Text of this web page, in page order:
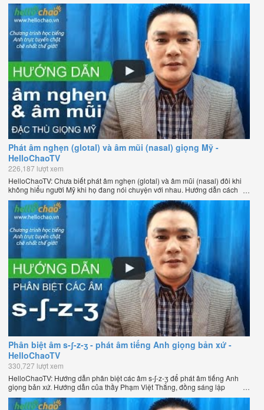
giới.
Phát âm nghẹn (glotal) và âm mũi (nasal) giọng Mỹ -
HelloChaoTV
226,187 lượt xem
HelloChaoTV: Chưa biết phát âm nghẹn (glotal) và âm mũi (nasal) đôi khi
không hiểu người Mỹ khi họ đang nói chuyện với nhau. Hướng dẫn cách
phát âm tiếng Anh giọng Mỹ theo phương pháp đọc tách ghép âm đặc biệt
của thầy Phạm Việt Thắng, đồng sáng lập HelloChao.vn - Chương trình
dạy tiếng Anh trực tuyến chặt chẽ nhất thế giới.
Phân biệt âm s-ʃ-z-ʒ - phát âm tiếng Anh giọng bản xứ -
HelloChaoTV
330,727 lượt xem
HelloChaoTV: Hướng dẫn phân biệt các âm s-ʃ-z-ʒ để phát âm tiếng Anh
giọng bản xứ. Hướng dẫn của thầy Phạm Việt Thắng, đồng sáng lập
HelloChao.vn - Chương trình dạy tiếng Anh trực tuyến chặt chẽ nhất thế
giới.